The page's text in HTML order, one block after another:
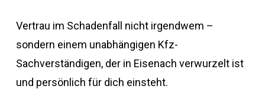
Vertrau im Schadenfall nicht irgendwem –
sondern einem unabhängigen Kfz-
Sachverständigen, der in Eisenach verwurzelt ist
und persönlich für dich einsteht.